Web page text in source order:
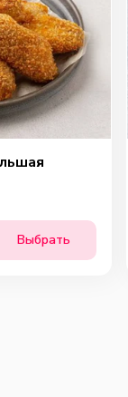
Выбрать